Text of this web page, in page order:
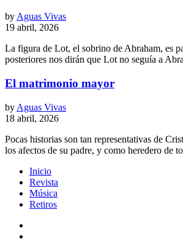
by Aguas Vivas
19 abril, 2026
La figura de Lot, el sobrino de Abraham, es
posteriores nos dirán que Lot no seguía a
El matrimonio mayor
by Aguas Vivas
18 abril, 2026
Pocas historias son tan representativas de
los afectos de su padre, y como heredero
Inicio
Revista
Música
Retiros